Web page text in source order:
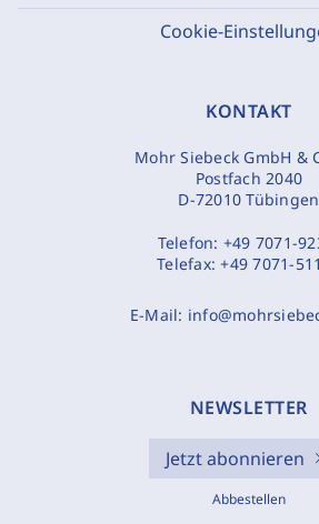
Cookie-
KONTAKT
Mohr Siebeck GmbH &
Postfach 2040
D-72010 Tübingen
Telefon: +49 7071-
Telefax:+49 7071-
E-Mail:
NEWSLETTER
Jetzt abonnieren
Abbestellen